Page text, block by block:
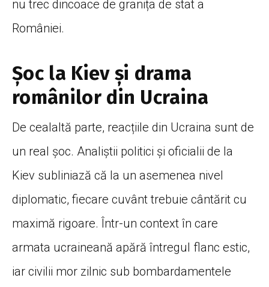
nu trec dincoace de granița de stat a
României.
Șoc la Kiev și drama
românilor din Ucraina
De cealaltă parte, reacțiile din Ucraina sunt de
un real șoc. Analiștii politici și oficialii de la
Kiev subliniază că la un asemenea nivel
diplomatic, fiecare cuvânt trebuie cântărit cu
maximă rigoare. Într-un context în care
armata ucraineană apără întregul flanc estic,
iar civilii mor zilnic sub bombardamentele